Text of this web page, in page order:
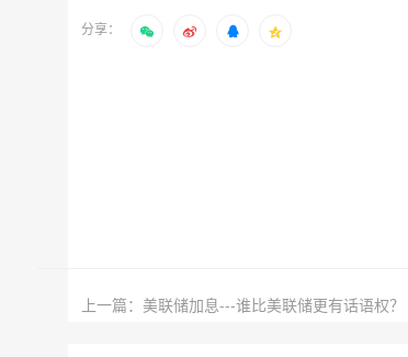
分享：
上一篇：美联储加息---谁比美联储更有话语权？